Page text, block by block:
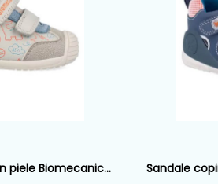
piele Biomecanics,
Sandale